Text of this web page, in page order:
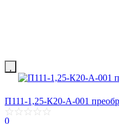
П111-1,25-К20-А-001
0